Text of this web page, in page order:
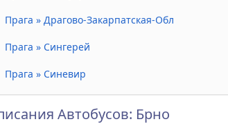
Прага » Драгово-Закарпатская-Обл
Прага » Сингерей
Прага » Синевир
Автобусов: Брно